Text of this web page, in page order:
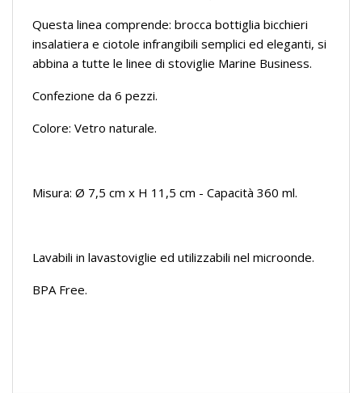
Questa linea comprende: brocca bottiglia bicchieri
insalatiera e ciotole infrangibili semplici ed eleganti, si
abbina a tutte le linee di stoviglie Marine Business.
Confezione da 6 pezzi.
Colore: Vetro naturale.
Misura: Ø 7,5 cm x H 11,5 cm - Capacità 360 ml.
Lavabili in lavastoviglie ed utilizzabili nel microonde.
BPA Free.